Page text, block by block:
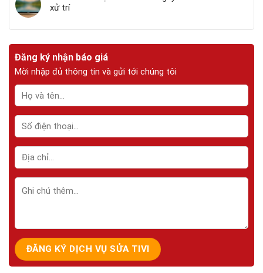
xử trí
Đăng ký nhận báo giá
Mời nhập đủ thông tin và gửi tới chúng tôi